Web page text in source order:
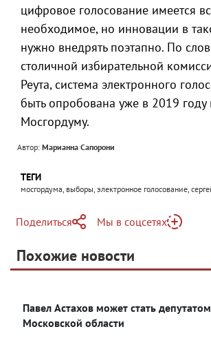
цифровое голосование имеется
необходимое, но инновации в
нужно внедрять поэтапно. По
столичной избирательной
Реута, система электронного
быть опробована уже в 2019
Мосгордуму.
Автор: Марианна Сапорони
ТЕГИ
мосгордума, выборы, электронное голосование,
Поделиться
Telegram
Одноклассники
Мы в соцсетях
Яндекс Дзен
Похожие новости
Павел Астахов может стать
Московской области